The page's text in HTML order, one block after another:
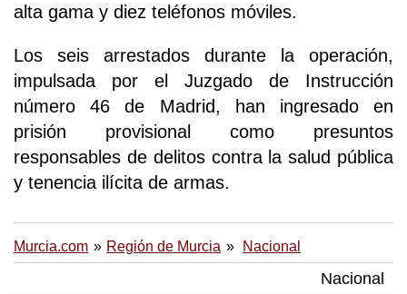
alta gama y diez teléfonos móviles.
Los seis arrestados durante la operación,
impulsada por el Juzgado de Instrucción
número 46 de Madrid, han ingresado en
prisión provisional como presuntos
responsables de delitos contra la salud pública
y tenencia ilícita de armas.
Murcia.com Región de Murcia Nacional
Nacional